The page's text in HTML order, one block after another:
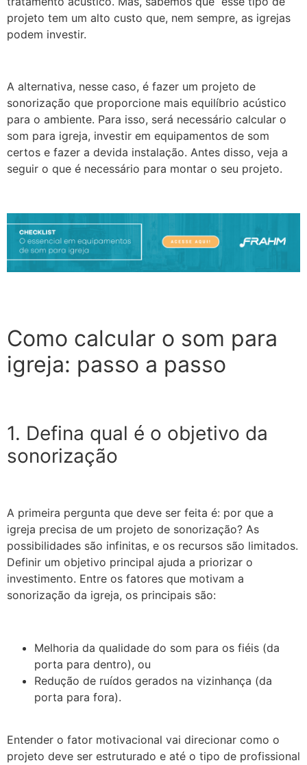
projeto tem um alto custo que, nem sempre, as igrejas
podem investir.
A alternativa, nesse caso, é fazer um projeto de
sonorização que proporcione mais equilíbrio acústico
para o ambiente. Para isso, será necessário calcular o
som para igreja, investir em equipamentos de som
certos e fazer a devida instalação. Antes disso, veja a
seguir o que é necessário para montar o seu projeto.
Como calcular o som para
igreja: passo a passo
1. Defina qual é o objetivo da
sonorização
A primeira pergunta que deve ser feita é: por que a
igreja precisa de um projeto de sonorização? As
possibilidades são infinitas, e os recursos são limitados.
Definir um objetivo principal ajuda a priorizar o
investimento. Entre os fatores que motivam a
sonorização da igreja, os principais são:
Melhoria da qualidade do som para os fiéis (da
porta para dentro), ou
Redução de ruídos gerados na vizinhança (da
porta para fora).
Entender o fator motivacional vai direcionar como o
projeto deve ser estruturado e até o tipo de profissional